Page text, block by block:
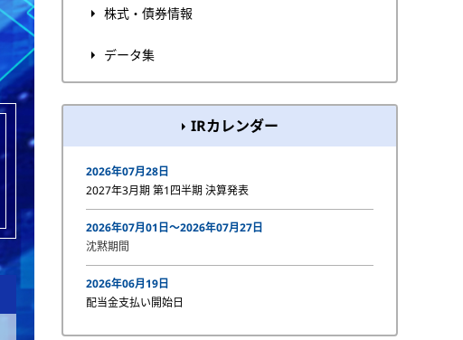
株式・債券情報
データ集
IRカレンダー
2026年07月28日
2027年3月期 第1四半期 決算発表
2026年07月01日〜2026年07月27日
沈黙期間
2026年06月19日
配当金支払い開始日